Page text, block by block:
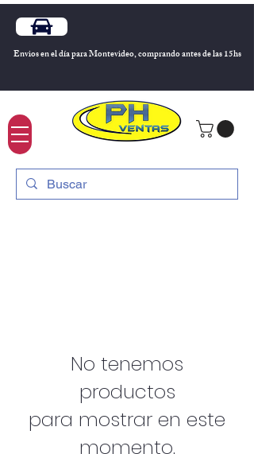
Envios en el día para Montevideo, comprando antes de las 15hs
No tenemos
productos
para mostrar en este
momento.